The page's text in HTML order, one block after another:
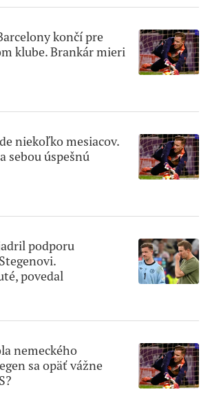
končí pre
klube. Brankár mieri
niekoľko mesiacov.
sebou úspešnú
podporu
povedal
nemeckého
sa opäť vážne